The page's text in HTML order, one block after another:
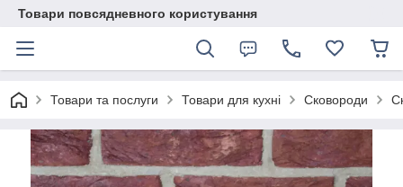
Товари повсядневного користування
Товари та послуги Товари для кухні Сковороди